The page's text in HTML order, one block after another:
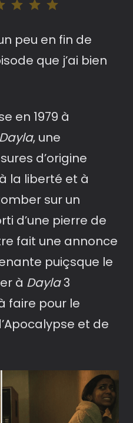
peu en fin de
que j’ai bien
en 1979 à
Dayla, une
d’origine
la liberté et à
sur un
d’une pierre de
fait une annonce
puiçsque le
à Dayla3
faire pour le
et de